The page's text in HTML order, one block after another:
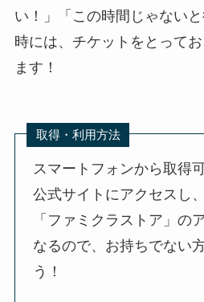
い！」「この時間じゃない
時には、チケットをとって
ます！
取得・利用方法
スマートフォンから取得
公式サイトにアクセスし
「ファミクラストア」の
なるので、お持ちでない
う！